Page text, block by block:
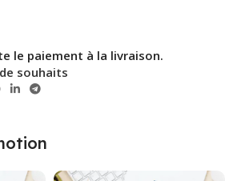
le paiement à la livraison.
souhaits